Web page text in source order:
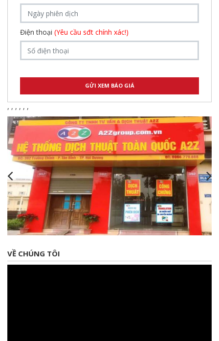
Điện thoại (Yêu cầu sđt chính xác!)
, , , , , ,
VỀ CHÚNG TÔI